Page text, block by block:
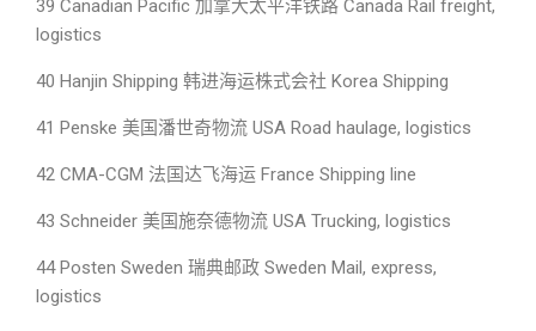
39 Canadian Pacific 加拿大太平洋铁路 Canada Rail freight,
logistics
40 Hanjin Shipping 韩进海运株式会社 Korea Shipping
41 Penske 美国潘世奇物流 USA Road haulage, logistics
42 CMA-CGM 法国达飞海运 France Shipping line
43 Schneider 美国施奈德物流 USA Trucking, logistics
44 Posten Sweden 瑞典邮政 Sweden Mail, express,
logistics